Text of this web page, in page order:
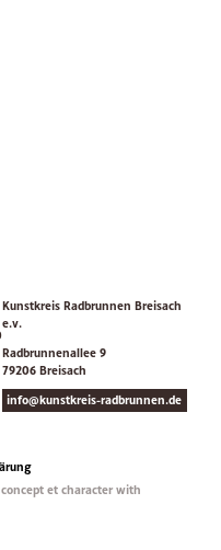
Kunstkreis Radbrunnen Breisach
e.v.
Radbrunnenallee 9
79206 Breisach
info@kunstkreis-radbrunnen.de
et character with